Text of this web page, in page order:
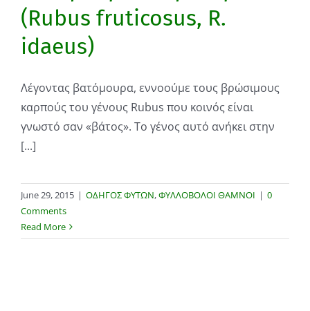
(Rubus fruticosus, R.
idaeus)
Λέγοντας βατόμουρα, εννοούμε τους βρώσιμους
καρπούς του γένους Rubus που κοινός είναι
γνωστό σαν «βάτος». Το γένος αυτό ανήκει στην
[...]
June 29, 2015 | ΟΔΗΓΟΣ ΦΥΤΩΝ,ΦΥΛΛΟΒΟΛΟΙ ΘΑΜΝΟΙ | 0
Comments
Read More